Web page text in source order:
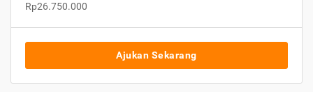
Rp26.750.000
Ajukan Sekarang